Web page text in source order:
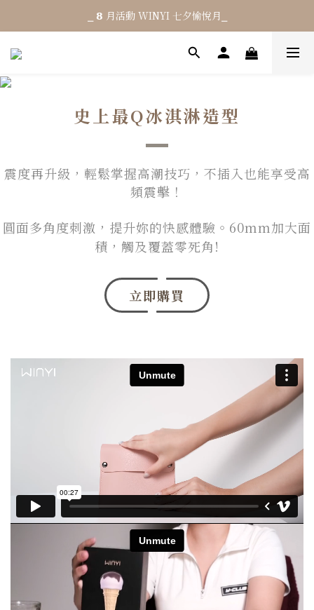
⎯ 𝟴 月活動 WINYI 七夕愉悅月⎯
⎯ 𝟴 月活動 WINYI 七夕愉悅月⎯
消費滿 NT$𝟭𝟮𝟬𝟬 享免運 (限台灣)
⎯ 𝟴 月活動 WINYI 七夕愉悅月⎯
史上最Q冰淇淋造型
震度再升級，輕鬆掌握高潮技巧，不插入也能享受高
頻震擊！
圓面多角度刺激，提升妳的快感體驗。 60mm加大面
積，觸及覆蓋零死角!
立即購買